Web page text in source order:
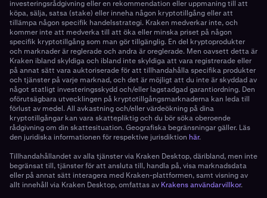
investeringsrådgivning eller en rekommendation eller uppmaning till att
köpa, sälja, satsa (stake) eller inneha någon kryptotillgång eller att
tillämpa någon specifik handelsstrategi. Kraken medverkar inte, och
kommer inte att medverka till att öka eller minska priset på någon
specifik kryptotillgång som man gör tillgänglig. En del kryptoprodukter
och marknader är reglerade och andra är oreglerade. Men oavsett detta är
Kraken ibland skyldiga och ibland inte skyldiga att vara registrerade eller
på annat sätt vara auktoriserade för att tillhandahålla specifika produkter
och tjänster på varje marknad, och det är möjligt att du inte är skyddad av
något statligt investeringsskydd och/eller lagstadgad garantiordning. Den
oförutsägbara utvecklingen på kryptotillgångsmarknaderna kan leda till
förlust av medel. All avkastning och/eller värdeökning på dina
kryptotillgångar kan vara skattepliktig och du bör söka oberoende
rådgivning om din skattesituation. Geografiska begränsningar gäller. Läs
den juridiska informationen för respektive jurisdiktion här.
Tillhandahållandet av alla tjänster via Kraken Desktop, däribland, men inte
begränsat till, tjänster för att ansluta till, handla på, visa marknadsdata
eller på annat sätt interagera med Kraken-plattformen, samt visning av
allt innehåll via Kraken Desktop, omfattas av Krakens användarvillkor.